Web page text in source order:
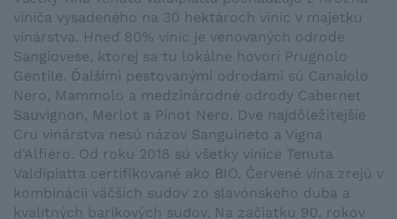
viniča vysadeného na 30 hektároch viníc v majetku
vinárstva. Hneď 80% viníc je venovaných odrode
Sangiovese, ktorej sa tu lokálne hovorí Prugnolo
Gentile. Ďalšími pestovanými odrodami sú Canaiolo
Nero, Mammolo a medzinárodné odrody Cabernet
Sauvignon, Merlot a Pinot Nero. Dve najdôležitejšie
Cru vinárstva nesú názov Sanguineto a Vigna
d'Alfiero. Od roku 2018 sú všetky vinice Tenuta
Valdipiatta certifikované ako BIO. Červené vína zrejú v
kombinácii väčších sudov zo slavónskeho duba a
kvalitných barikových sudov. Na začiatku 90. rokov